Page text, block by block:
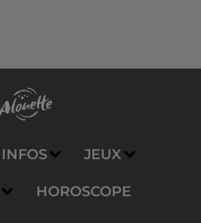
INFOS JEUX
HOROSCOPE